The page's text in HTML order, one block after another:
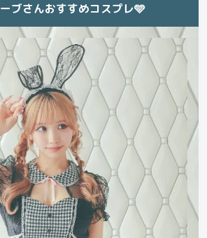
ブさんおすすめコスプレ🩵